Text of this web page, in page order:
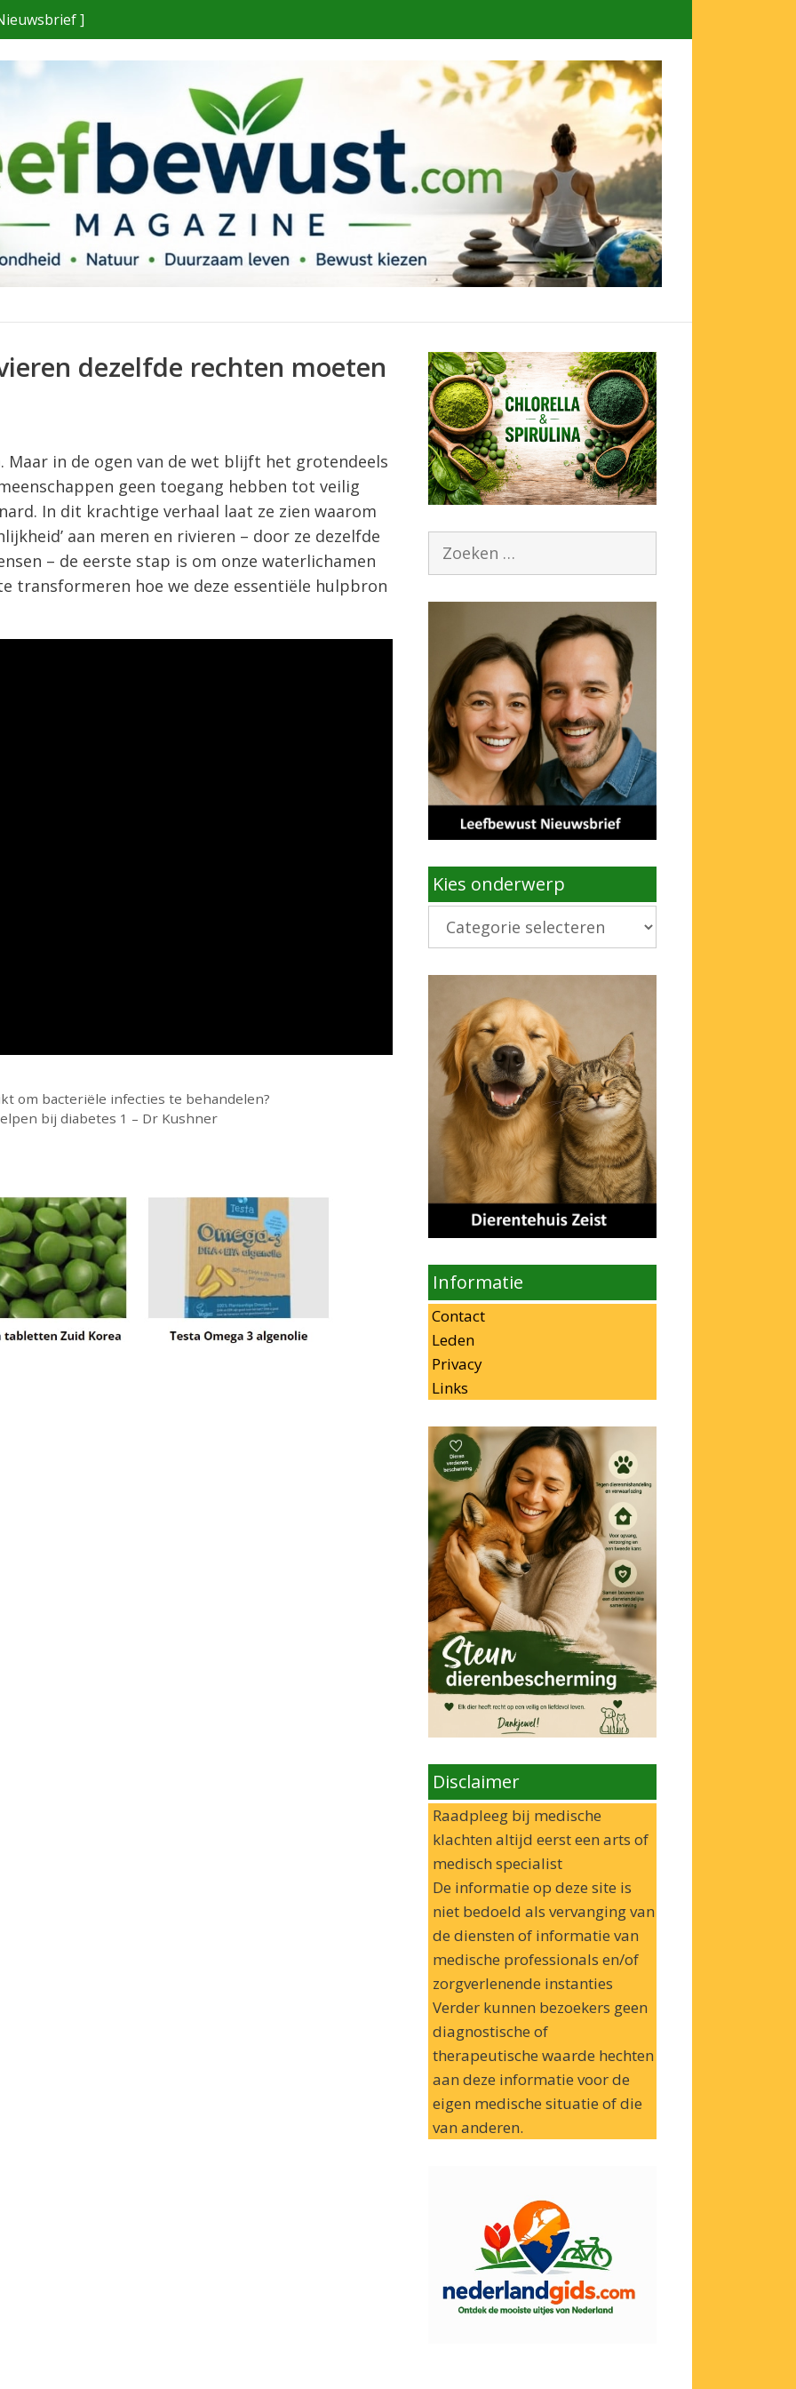
]
dezelfde rechten moeten
Maar in de ogen van de wet blijft het grotendeels
geen toegang hebben tot veilig
In dit krachtige verhaal laat ze zien waarom
aan meren en rivieren – door ze dezelfde
– de eerste stap is om onze waterlichamen
transformeren hoe we deze essentiële hulpbron
om bacteriële infecties te behandelen?
bij diabetes 1 – Dr Kushner
Zoek
Kies onderwerp
Kies
onderwerp
Informatie
Contact
Leden
Privacy
Links
Disclaimer
Raadpleeg bij medische
klachten altijd eerst een arts of
medisch specialist
De informatie op deze site is
niet bedoeld als vervanging van
de diensten of informatie van
medische professionals en/of
zorgverlenende instanties
Verder kunnen bezoekers geen
diagnostische of
therapeutische waarde hechten
aan deze informatie voor de
eigen medische situatie of die
van anderen.